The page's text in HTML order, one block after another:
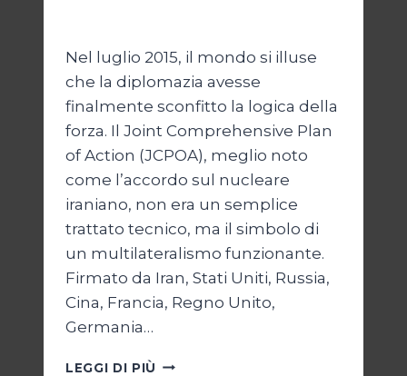
Nel luglio 2015, il mondo si illuse
che la diplomazia avesse
finalmente sconfitto la logica della
forza. Il Joint Comprehensive Plan
of Action (JCPOA), meglio noto
come l’accordo sul nucleare
iraniano, non era un semplice
trattato tecnico, ma il simbolo di
un multilateralismo funzionante.
Firmato da Iran, Stati Uniti, Russia,
Cina, Francia, Regno Unito,
Germania…
LEGGI DI PIÙ JCPOA,